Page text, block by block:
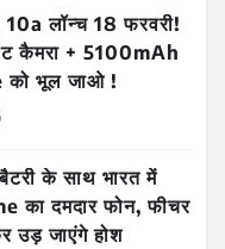
लॉन्च 18 फरवरी!
कैमरा + 5100mAh
को भूल जाओ !
के साथ भारत में
का दमदार फोन, फीचर
उड़ जाएंगे होश